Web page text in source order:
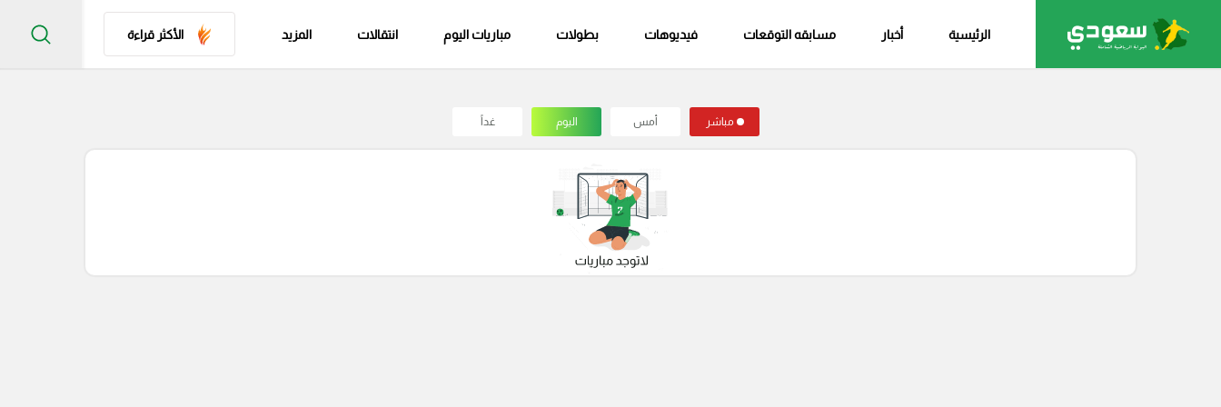
الرئيسية أخبار مسابقه التوقعات فيديوهات بطولات مباريات اليوم انتقالات المزيد الأكثر قراءة
مباشر أمس اليوم غداً